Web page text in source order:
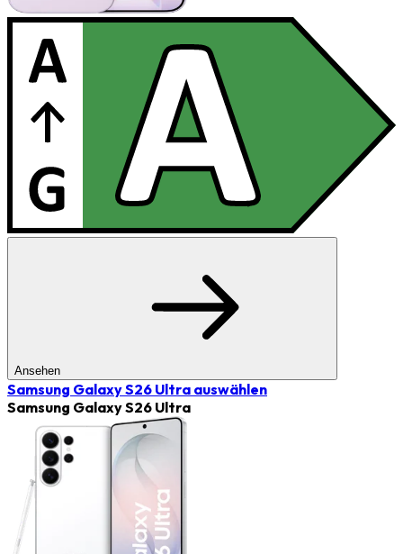
Ansehen
Samsung Galaxy S26 Ultra auswählen
Samsung Galaxy S26 Ultra